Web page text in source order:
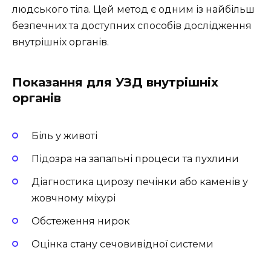
людського тіла. Цей метод є одним із найбільш
безпечних та доступних способів дослідження
внутрішніх органів.
Показання для УЗД внутрішніх
органів
Біль у животі
Підозра на запальні процеси та пухлини
Діагностика цирозу печінки або каменів у
жовчному міхурі
Обстеження нирок
Оцінка стану сечовивідної системи